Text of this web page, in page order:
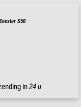
S50
in24 u